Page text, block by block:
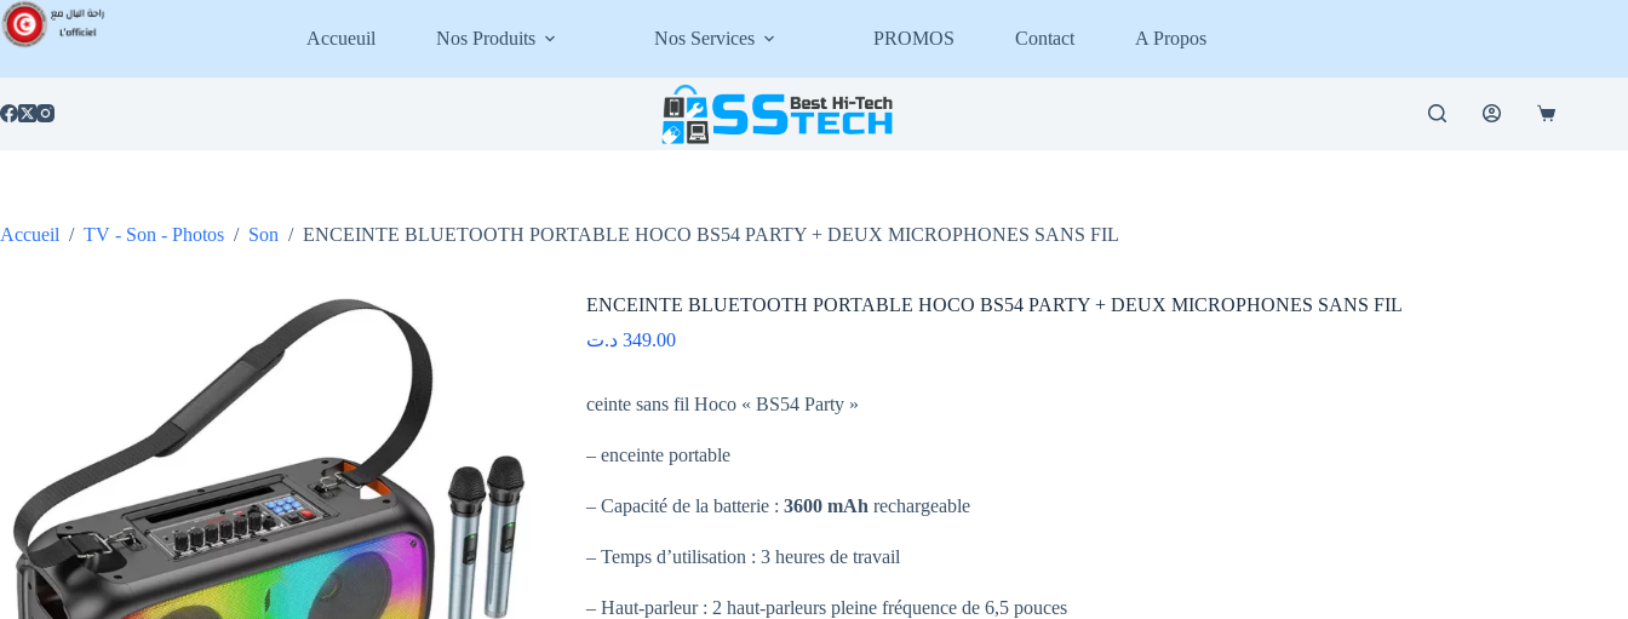
Passer
au
contenu
Accueuil Nos Produits Nos Services PROMOS Contact A Propos
Panier
Accueil / TV - Son - Photos / Son / ENCEINTE BLUETOOTH PORTABLE HOCO BS54 PARTY + DEUX MICROPHONES SANS FIL
ENCEINTE BLUETOOTH PORTABLE HOCO BS54 PARTY + DEUX MICROPHONES SANS FIL
349.00 د.ت
ceinte sans fil Hoco « BS54 Party »
– enceinte portable
– Capacité de la batterie :3600 mAh rechargeable
– Temps d’utilisation : 3 heures de travail
– Haut-parleur : 2 haut-parleurs pleine fréquence de 6,5 pouces